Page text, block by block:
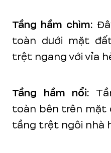
Tầng hầm chìm:
toàn dưới mặt
trệt ngang với vỉa
Tầng hầm nổi:
toàn bên trên mặt
tầng trệt ngôi nhà